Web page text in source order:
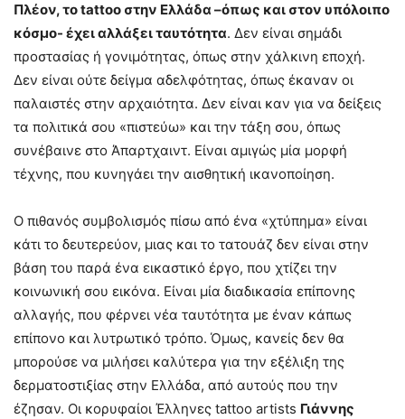
Πλέον, το tattoo στην Ελλάδα –όπως και στον υπόλοιπο
κόσμο- έχει αλλάξει ταυτότητα. Δεν είναι σημάδι
προστασίας ή γονιμότητας, όπως στην χάλκινη εποχή.
Δεν είναι ούτε δείγμα αδελφότητας, όπως έκαναν οι
παλαιστές στην αρχαιότητα. Δεν είναι καν για να δείξεις
τα πολιτικά σου «πιστεύω» και την τάξη σου, όπως
συνέβαινε στο Άπαρτχαιντ. Είναι αμιγώς μία μορφή
τέχνης, που κυνηγάει την αισθητική ικανοποίηση.
Ο πιθανός συμβολισμός πίσω από ένα «χτύπημα» είναι
κάτι το δευτερεύον, μιας και το τατουάζ δεν είναι στην
βάση του παρά ένα εικαστικό έργο, που χτίζει την
κοινωνική σου εικόνα. Είναι μία διαδικασία επίπονης
αλλαγής, που φέρνει νέα ταυτότητα με έναν κάπως
επίπονο και λυτρωτικό τρόπο. Όμως, κανείς δεν θα
μπορούσε να μιλήσει καλύτερα για την εξέλιξη της
δερματοστιξίας στην Ελλάδα, από αυτούς που την
έζησαν. Οι κορυφαίοι Έλληνες tattoo artists Γιάννης